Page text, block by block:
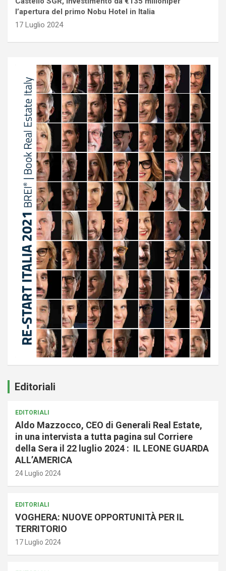
l’apertura del primo Nobu Hotel in Italia
17 Luglio 2024
Editoriali
EDITORIALI
Aldo Mazzocco, CEO di Generali Real Estate,
in una intervista a tutta pagina sul Corriere
della Sera il 22 luglio 2024 : IL LEONE GUARDA
ALL’AMERICA
24 Luglio 2024
EDITORIALI
VOGHERA: NUOVE OPPORTUNITÀ PER IL
TERRITORIO
17 Luglio 2024